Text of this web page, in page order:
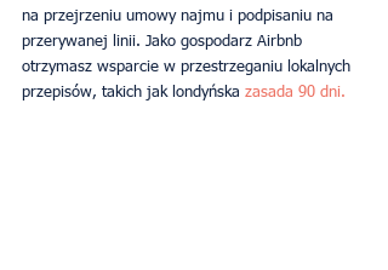
na przejrzeniu umowy najmu i podpisaniu na
przerywanej linii. Jako gospodarz Airbnb
otrzymasz wsparcie w przestrzeganiu lokalnych
przepisów, takich jak londyńska zasada 90 dni.